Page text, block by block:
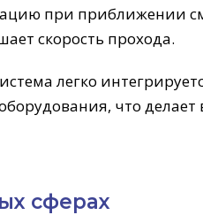
при приближении
скорость прохода.
легко
что
сферах